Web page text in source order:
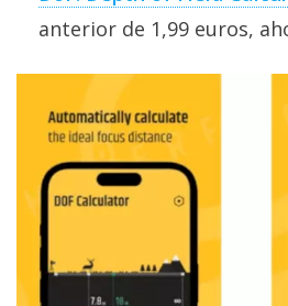
anterior de 1,99 euros,